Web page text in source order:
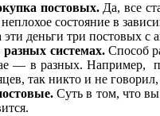
постовых.Да, все
неплохое состояние в
эти деньги три постовых
системах.Способ
— в разных. Например,
так никто и не говорил,
Суть в том, что вы